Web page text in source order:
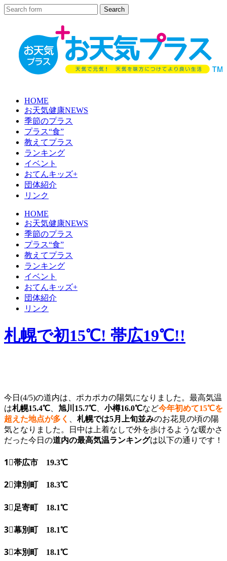
HOME
お天気健康NEWS
季節のプラス
プラス“食”
教えてプラス
ランキング
イベント
おてんキッズ+
団体紹介
リンク
HOME
お天気健康NEWS
季節のプラス
プラス“食”
教えてプラス
ランキング
イベント
おてんキッズ+
団体紹介
リンク
札幌で初15℃! 帯広19℃!!
今日(4/5)の道内は、ポカポカの陽気になりました。最高気温
は札幌15.4℃ 旭川15.7℃ 小樽16.0℃など今年初めて15℃を
超えた地点が多く
札幌では5月上旬並みのお花見の頃の陽
気となりました。日中は上着なしで外を歩けるような暖かさ
だった今日の道内の最高気温ランキングは以下の通りです！
1⃣帯広市 19.3℃
2⃣津別町 18.3℃
3⃣足寄町 18.1℃
3⃣幕別町 18.1℃
3⃣本別町 18.1℃